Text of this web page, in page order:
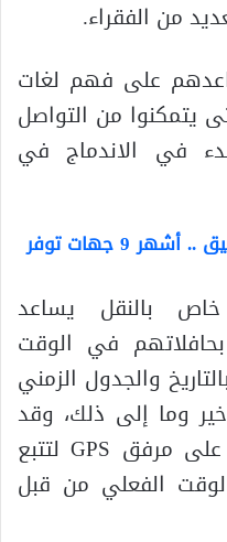
من الفقراء.
على فهم لغات
يتمكنوا من التواصل
في الاندماج في
بيع فكرة تطبيق .. أشهر 9 جهات توفر
بالنقل يساعد
في الوقت
والجدول الزمني
وما إلى ذلك، وقد
يشتمل هذا التطبيق أيضًا على مرفق GPS لتتبع
الفعلي من قبل